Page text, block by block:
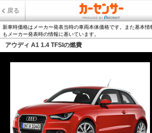
戻る
新車時価格はメーカー発表当時の車両本体価格です。また基本
もメーカー発表時の情報に基いています。
アウディ A1 1.4 TFSIの燃費